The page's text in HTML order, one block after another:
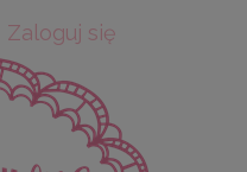
Zaloguj się